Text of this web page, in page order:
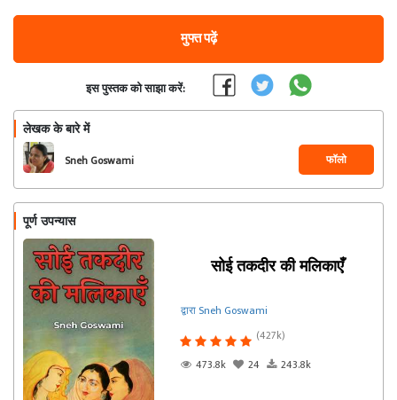
मुफ्त पढ़ें
इस पुस्तक को साझा करें:
लेखक के बारे में
Sneh Goswami फॉलो
पूर्ण उपन्यास
सोई तकदीर की मलिकाएँ
द्वारा Sneh Goswami
(427k)
473.8k
24 243.8k